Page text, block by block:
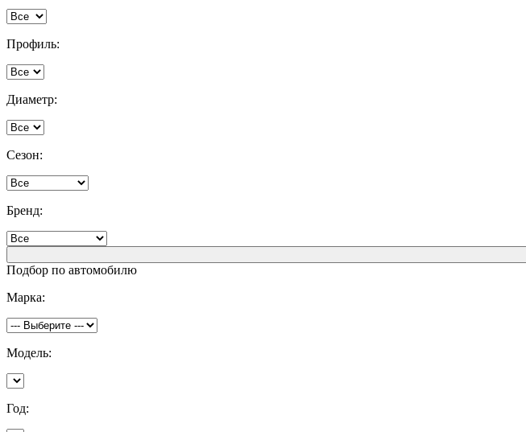
Профиль:
Диаметр:
Сезон:
Бренд:
Подбор по автомобилю
Марка:
Модель:
Год: